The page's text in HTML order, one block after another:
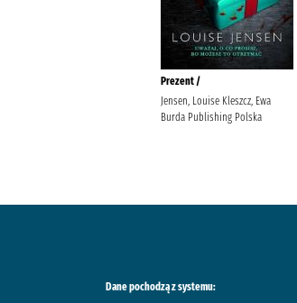
Prezent /
Jensen, Louise Kleszcz, Ewa
Burda Publishing Polska
Dane pochodzą z systemu: